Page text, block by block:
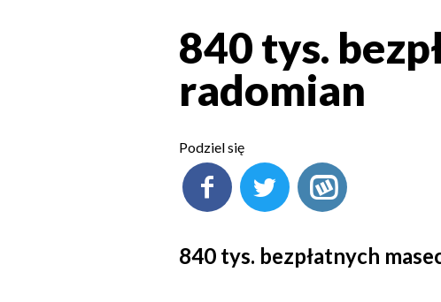
840 tys.
radomian
Podziel się
840 tys. bezpłatnych